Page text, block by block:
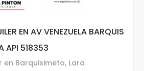
EN AV VENEZUELA BARQUIS
API 518353
en Barquisimeto, Lara